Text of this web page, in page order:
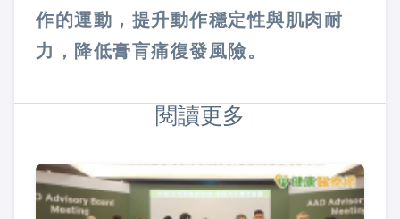
作的運動，提升動作穩定性與肌肉耐
力，降低膏肓痛復發風險。
閱讀更多